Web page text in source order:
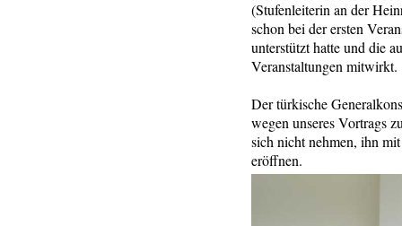
(Stufenleiterin an der
schon bei der ersten
unterstützt hatte und die
Veranstaltungen mitwirkt.
Der türkische
wegen unseres Vortrags
sich nicht nehmen, ihn
eröffnen.